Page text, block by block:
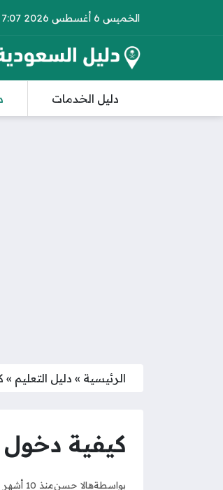
الخميس 6 أغسطس 2026 7:07 ص
دليل الخدمات
الرئيسية » دليل التعليم »
كيفية دخول
بواسطةهالا حسنمنذ 10 أشهر